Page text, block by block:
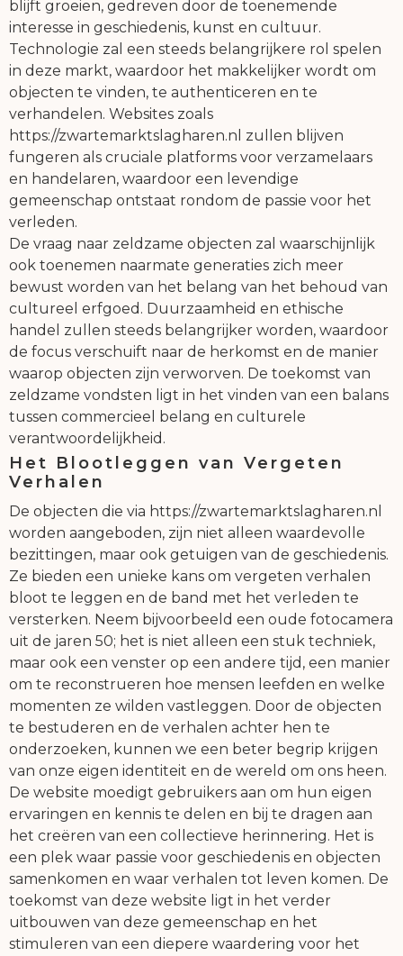
blijft groeien, gedreven door de toenemende
interesse in geschiedenis, kunst en cultuur.
Technologie zal een steeds belangrijkere rol spelen
in deze markt, waardoor het makkelijker wordt om
objecten te vinden, te authenticeren en te
verhandelen. Websites zoals
https://zwartemarktslagharen.nl zullen blijven
fungeren als cruciale platforms voor verzamelaars
en handelaren, waardoor een levendige
gemeenschap ontstaat rondom de passie voor het
verleden.
De vraag naar zeldzame objecten zal waarschijnlijk
ook toenemen naarmate generaties zich meer
bewust worden van het belang van het behoud van
cultureel erfgoed. Duurzaamheid en ethische
handel zullen steeds belangrijker worden, waardoor
de focus verschuift naar de herkomst en de manier
waarop objecten zijn verworven. De toekomst van
zeldzame vondsten ligt in het vinden van een balans
tussen commercieel belang en culturele
verantwoordelijkheid.
Het Blootleggen van Vergeten
Verhalen
De objecten die via https://zwartemarktslagharen.nl
worden aangeboden, zijn niet alleen waardevolle
bezittingen, maar ook getuigen van de geschiedenis.
Ze bieden een unieke kans om vergeten verhalen
bloot te leggen en de band met het verleden te
versterken. Neem bijvoorbeeld een oude fotocamera
uit de jaren 50; het is niet alleen een stuk techniek,
maar ook een venster op een andere tijd, een manier
om te reconstrueren hoe mensen leefden en welke
momenten ze wilden vastleggen. Door de objecten
te bestuderen en de verhalen achter hen te
onderzoeken, kunnen we een beter begrip krijgen
van onze eigen identiteit en de wereld om ons heen.
De website moedigt gebruikers aan om hun eigen
ervaringen en kennis te delen en bij te dragen aan
het creëren van een collectieve herinnering. Het is
een plek waar passie voor geschiedenis en objecten
samenkomen en waar verhalen tot leven komen. De
toekomst van deze website ligt in het verder
uitbouwen van deze gemeenschap en het
stimuleren van een diepere waardering voor het